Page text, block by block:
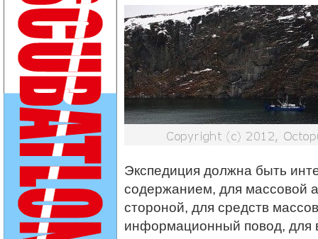
Экспедиция должна быть
содержанием, для массовой
стороной, для средств
информационный повод, для